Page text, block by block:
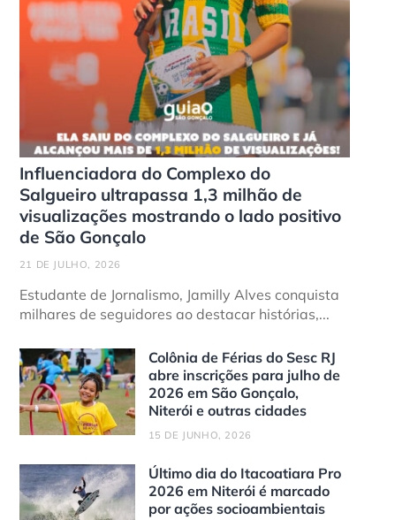
Influenciadora do Complexo do
Salgueiro ultrapassa 1,3 milhão de
visualizações mostrando o lado positivo
de São Gonçalo
21 DE JULHO, 2026
Estudante de Jornalismo, Jamilly Alves conquista
milhares de seguidores ao destacar histórias,...
Colônia de Férias do Sesc RJ
abre inscrições para julho de
2026 em São Gonçalo,
Niterói e outras cidades
15 DE JUNHO, 2026
Último dia do Itacoatiara Pro
2026 em Niterói é marcado
por ações socioambientais